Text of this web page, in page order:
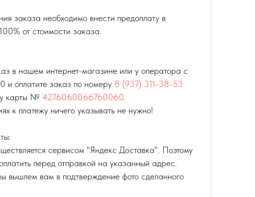
заказа необходимо внести предоплату в
от стоимости заказа.
в нашем интернет-магазине или у оператора с
оплатите заказ по номеру 8 (937) 311-38-53
карты № 4276060066760060
к платежу ничего указывать не нужно!
сервисом "Яндекс Доставка". Поэтому
перед отправкой на указанный адрес.
вышлем вам в подтверждение фото сделанного